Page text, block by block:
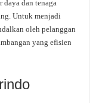
dan tenaga
Untuk menjadi
oleh pelanggan
yang efisien